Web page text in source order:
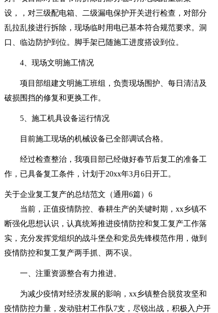
设，，对三级配电箱、二级漏电保护开关进行检查，对部分
乱拉乱接进行拆除，现场临时用电已基本符合规范要求。洞
口、临边防护到位。脚手架已随施工进度搭设到位。
4、现场文明施工情况
项目部组建文明施工班组，负责现场围护、每日清洁及
破损围挡的修复和更换工作。
5、施工机具设备运行情况
目前施工现场的机械设备已全部调试合格。
经过检查整治，我项目部已经做好春节后复工的准备工
作，已具备复工条件，计划于20xx年3月6日开工。
关于企业复工复产的总结范文（通用6篇）6
当前，正值疫情防控、春耕生产的关键时期，xx乡镇不
断强化思想认识，认真统筹推进疫情防控和复工复产工作落
实，充分发挥党组织的战斗堡垒和党员先锋模范作用，做到
疫情防控和复工复产两手抓、两不误。
一、注重资源整合有力推进。
为减少疫情对经济发展的影响，xx乡镇整合脱贫攻坚和
疫情防控力量，发动驻村工作队7支，尽锐出战，积极入户开